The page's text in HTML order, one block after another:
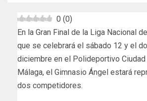
0 (0)
En la Gran Final de la Liga Nacional
que se celebrará el sábado 12 y el
diciembre en el Polideportivo
Málaga, el Gimnasio Ángel estará
dos competidores.